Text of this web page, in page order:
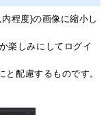
程度)の画像に縮小し
楽しみにしてログイ
配慮するものです。